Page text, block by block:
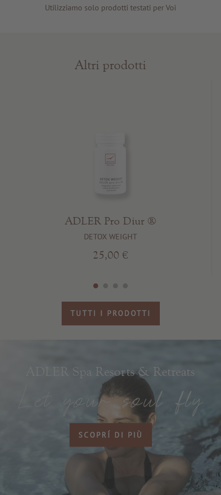
Utilizziamo solo prodotti testati per Voi
Altri prodotti
ADLER Pro Diur ®
DETOX WEIGHT
25,00 €
TUTTI I PRODOTTI
ADLER Spa Resorts & Retreats
SCOPRÍ DI PIÙ